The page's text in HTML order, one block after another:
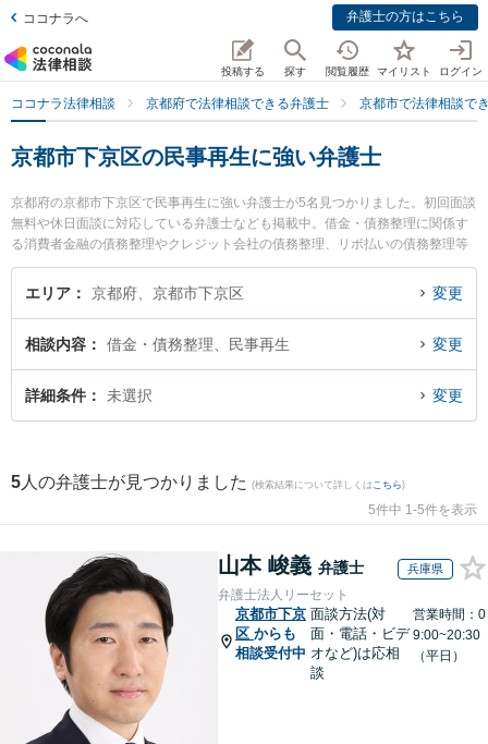
ココナラへ 弁護士の方はこちら
投稿する 探す 閲覧履歴 マイリスト ログイン
ココナラ法律相談 京都府で法律相談できる弁護士 京都市で法律相談で
京都市下京区の民事再生に強い弁護士
京都府の京都市下京区で民事再生に強い弁護士が5名見つかりました。初回面談
無料や休日面談に対応している弁護士なども掲載中。借金・債務整理に関係す
る消費者金融の債務整理やクレジット会社の債務整理、リボ払いの債務整理等
の細かな分野での絞り込み検索もでき便利です。特に嶋田隼也法律事務所の嶋
田 隼也弁護士や荻野法律事務所の荻野 伸一弁護士、法律事務所オフィス・エト
に弁護士に相談したい』『民事再生のトラブル解決の実績豊富な近くの弁護士
を検索したい』『初回相談無料で民事再生を法律相談できる京都市下京区内の
弁護士に相談予約したい』などでお困りの相談者さんにおすすめです。
エリア 京都府、京都市下京区 変更
相談内容 借金・債務整理、民事再生 変更
詳細条件 未選択 変更
5 人の弁護士が見つかりました (検索結果について詳しくは こちら)
5件中 1-5件を表示
山本 峻義 弁護士 兵庫県
弁護士法人リーセット
京都市下京
区 からも
相談受付中
面談方法(対
面・電話・ビデ
オなど)は応相
談
営業時間：0
9:00~20:30
（平日）